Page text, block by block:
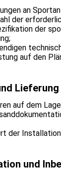
an
der
der
auf den
Lieferung
auf dem
der
und